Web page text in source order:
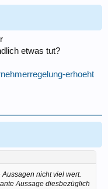
etwas tut?
erhoeht
nicht viel wert.
Aussage diesbezüglich